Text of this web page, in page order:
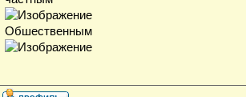
Обшественным